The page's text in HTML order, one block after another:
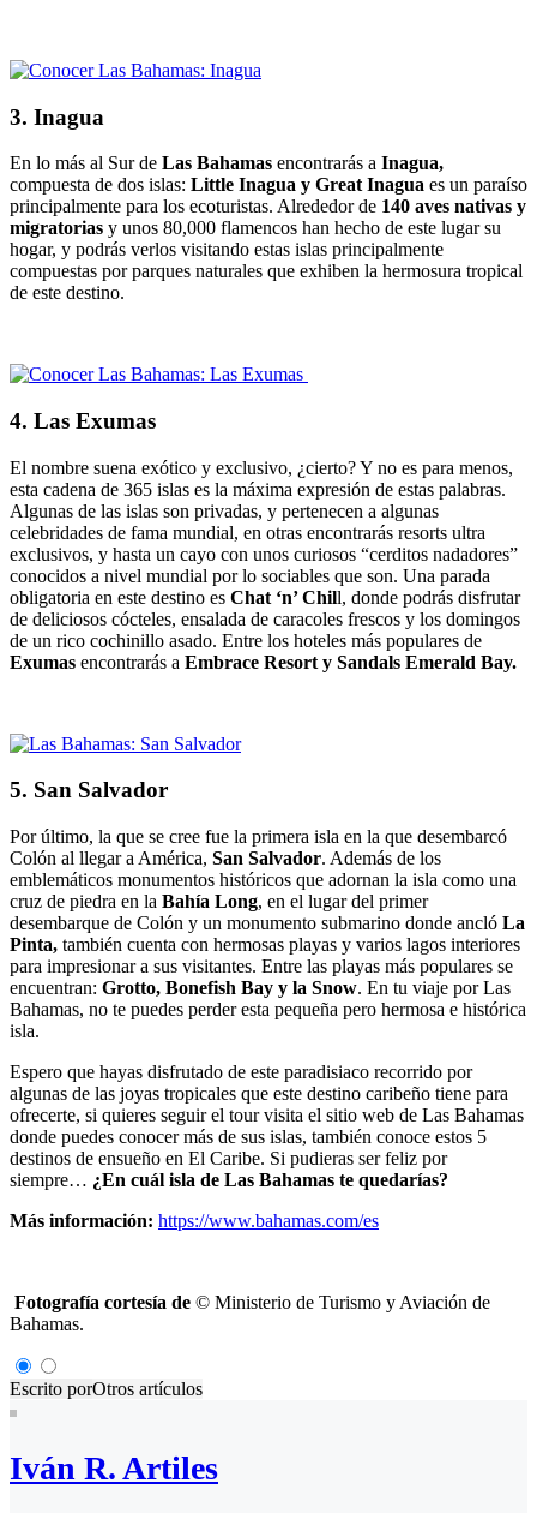
3. Inagua
En lo más al Sur de Las Bahamas encontrarás a Inagua,
compuesta de dos islas: Little Inagua y Great Inagua es un paraíso
principalmente para los ecoturistas. Alrededor de 140 aves nativas y
migratorias y unos 80,000 flamencos han hecho de este lugar su
hogar, y podrás verlos visitando estas islas principalmente
compuestas por parques naturales que exhiben la hermosura tropical
de este destino.
4. Las Exumas
El nombre suena exótico y exclusivo, ¿cierto? Y no es para menos,
esta cadena de 365 islas es la máxima expresión de estas palabras.
Algunas de las islas son privadas, y pertenecen a algunas
celebridades de fama mundial, en otras encontrarás resorts ultra
exclusivos, y hasta un cayo con unos curiosos “cerditos nadadores”
conocidos a nivel mundial por lo sociables que son. Una parada
obligatoria en este destino es Chat ‘n’ Chill, donde podrás disfrutar
de deliciosos cócteles, ensalada de caracoles frescos y los domingos
de un rico cochinillo asado. Entre los hoteles más populares de
Exumas encontrarás a Embrace Resort y Sandals Emerald Bay.
5. San Salvador
Por último, la que se cree fue la primera isla en la que desembarcó
Colón al llegar a América, San Salvador. Además de los
emblemáticos monumentos históricos que adornan la isla como una
cruz de piedra en la Bahía Long, en el lugar del primer
desembarque de Colón y un monumento submarino donde ancló La
Pinta, también cuenta con hermosas playas y varios lagos interiores
para impresionar a sus visitantes. Entre las playas más populares se
encuentran: Grotto, Bonefish Bay y la Snow. En tu viaje por Las
Bahamas, no te puedes perder esta pequeña pero hermosa e histórica
isla.
Espero que hayas disfrutado de este paradisiaco recorrido por
algunas de las joyas tropicales que este destino caribeño tiene para
ofrecerte, si quieres seguir el tour visita el sitio web de Las Bahamas
donde puedes conocer más de sus islas, también conoce estos 5
destinos de ensueño en El Caribe. Si pudieras ser feliz por
siempre… ¿En cuál isla de Las Bahamas te quedarías?
Más información: https://www.bahamas.com/es
Fotografía cortesía de © Ministerio de Turismo y Aviación de
Bahamas.
Escrito porOtros artículos
Iván R. Artiles